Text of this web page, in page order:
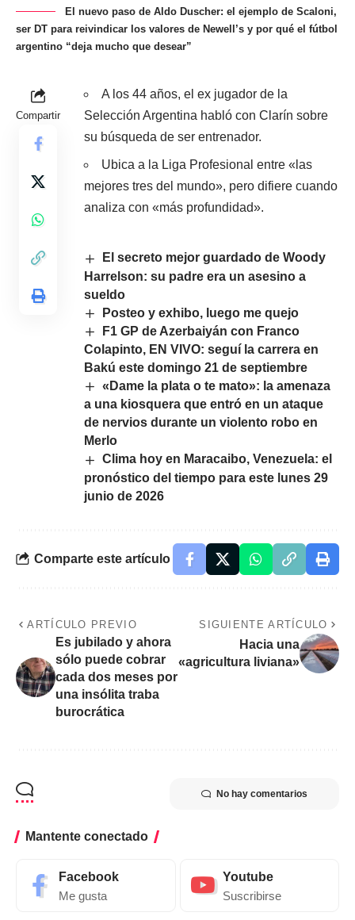
El nuevo paso de Aldo Duscher: el ejemplo de Scaloni,
ser DT para reivindicar los valores de Newell’s y por qué el fútbol
argentino “deja mucho que desear”
Compartir
A los 44 años, el ex jugador de la
Selección Argentina habló con Clarín sobre
su búsqueda de ser entrenador.
Ubica a la Liga Profesional entre «las
mejores tres del mundo», pero difiere cuando
analiza con «más profundidad».
El secreto mejor guardado de Woody
Harrelson: su padre era un asesino a
sueldo
Posteo y exhibo, luego me quejo
F1 GP de Azerbaiyán con Franco
Colapinto, EN VIVO: seguí la carrera en
Bakú este domingo 21 de septiembre
«Dame la plata o te mato»: la amenaza
a una kiosquera que entró en un ataque
de nervios durante un violento robo en
Merlo
Clima hoy en Maracaibo, Venezuela: el
pronóstico del tiempo para este lunes 29
junio de 2026
Comparte este artículo
ARTÍCULO PREVIO
Es jubilado y ahora
sólo puede cobrar
cada dos meses por
una insólita traba
burocrática
SIGUIENTE ARTÍCULO
Hacia una
«agricultura liviana»
No hay comentarios
Mantente conectado
Facebook
Me gusta
Youtube
Suscribirse